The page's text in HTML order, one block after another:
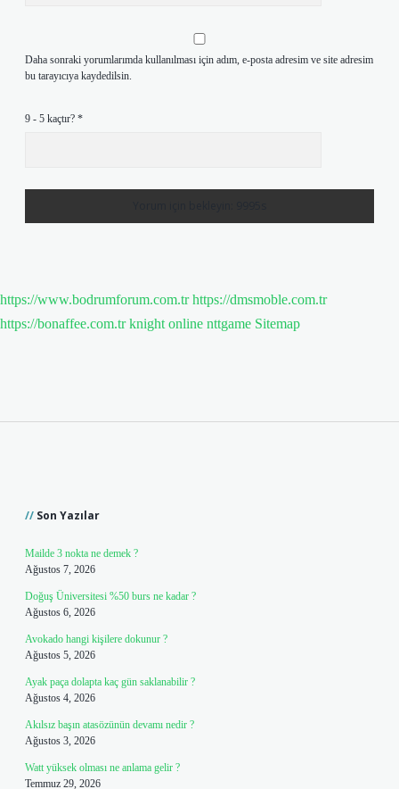
Daha sonraki yorumlarımda kullanılması için adım, e-posta adresim ve site adresim
bu tarayıcıya kaydedilsin.
9 - 5 kaçtır? *
https://www.bodrumforum.com.tr https://dmsmoble.com.tr
https://bonaffee.com.tr knight online nttgame Sitemap
Son Yazılar
Mailde 3 nokta ne demek ?
Ağustos 7, 2026
Doğuş Üniversitesi %50 burs ne kadar ?
Ağustos 6, 2026
Avokado hangi kişilere dokunur ?
Ağustos 5, 2026
Ayak paça dolapta kaç gün saklanabilir ?
Ağustos 4, 2026
Akılsız başın atasözünün devamı nedir ?
Ağustos 3, 2026
Watt yüksek olması ne anlama gelir ?
Temmuz 29, 2026